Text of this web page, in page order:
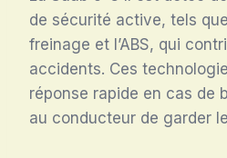
de sécurité active, tels
freinage et l’ABS, qui
accidents. Ces
réponse rapide en cas de
au conducteur de garder